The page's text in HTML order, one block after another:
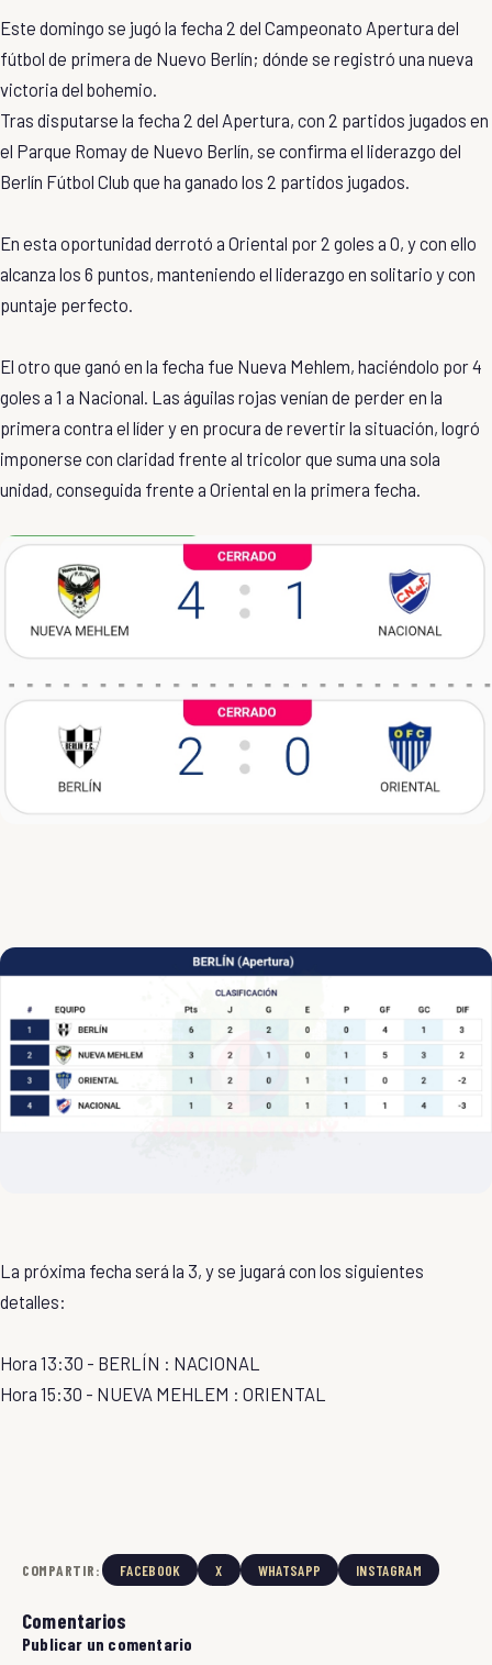
Este domingo se jugó la fecha 2 del Campeonato Apertura del
fútbol de primera de Nuevo Berlín; dónde se registró una nueva
victoria del bohemio.
Tras disputarse la fecha 2 del Apertura, con 2 partidos jugados en
el Parque Romay de Nuevo Berlín, se confirma el liderazgo del
Berlín Fútbol Club que ha ganado los 2 partidos jugados.
En esta oportunidad derrotó a Oriental por 2 goles a 0, y con ello
alcanza los 6 puntos, manteniendo el liderazgo en solitario y con
puntaje perfecto.
El otro que ganó en la fecha fue Nueva Mehlem, haciéndolo por 4
goles a 1 a Nacional. Las águilas rojas venían de perder en la
primera contra el líder y en procura de revertir la situación, logró
imponerse con claridad frente al tricolor que suma una sola
unidad, conseguida frente a Oriental en la primera fecha.
La próxima fecha será la 3, y se jugará con los siguientes
detalles:
Hora 13:30 - BERLÍN : NACIONAL
Hora 15:30 - NUEVA MEHLEM : ORIENTAL
COMPARTIR: FACEBOOK X WHATSAPP INSTAGRAM
Comentarios
Publicar un comentario